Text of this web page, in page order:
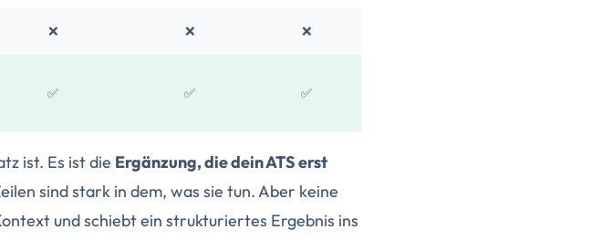
❌ ❌ ❌
✅ ✅ ✅
ist. Es ist die Ergänzung, die dein ATS erst
sind stark in dem, was sie tun. Aber keine
und schiebt ein strukturiertes Ergebnis ins